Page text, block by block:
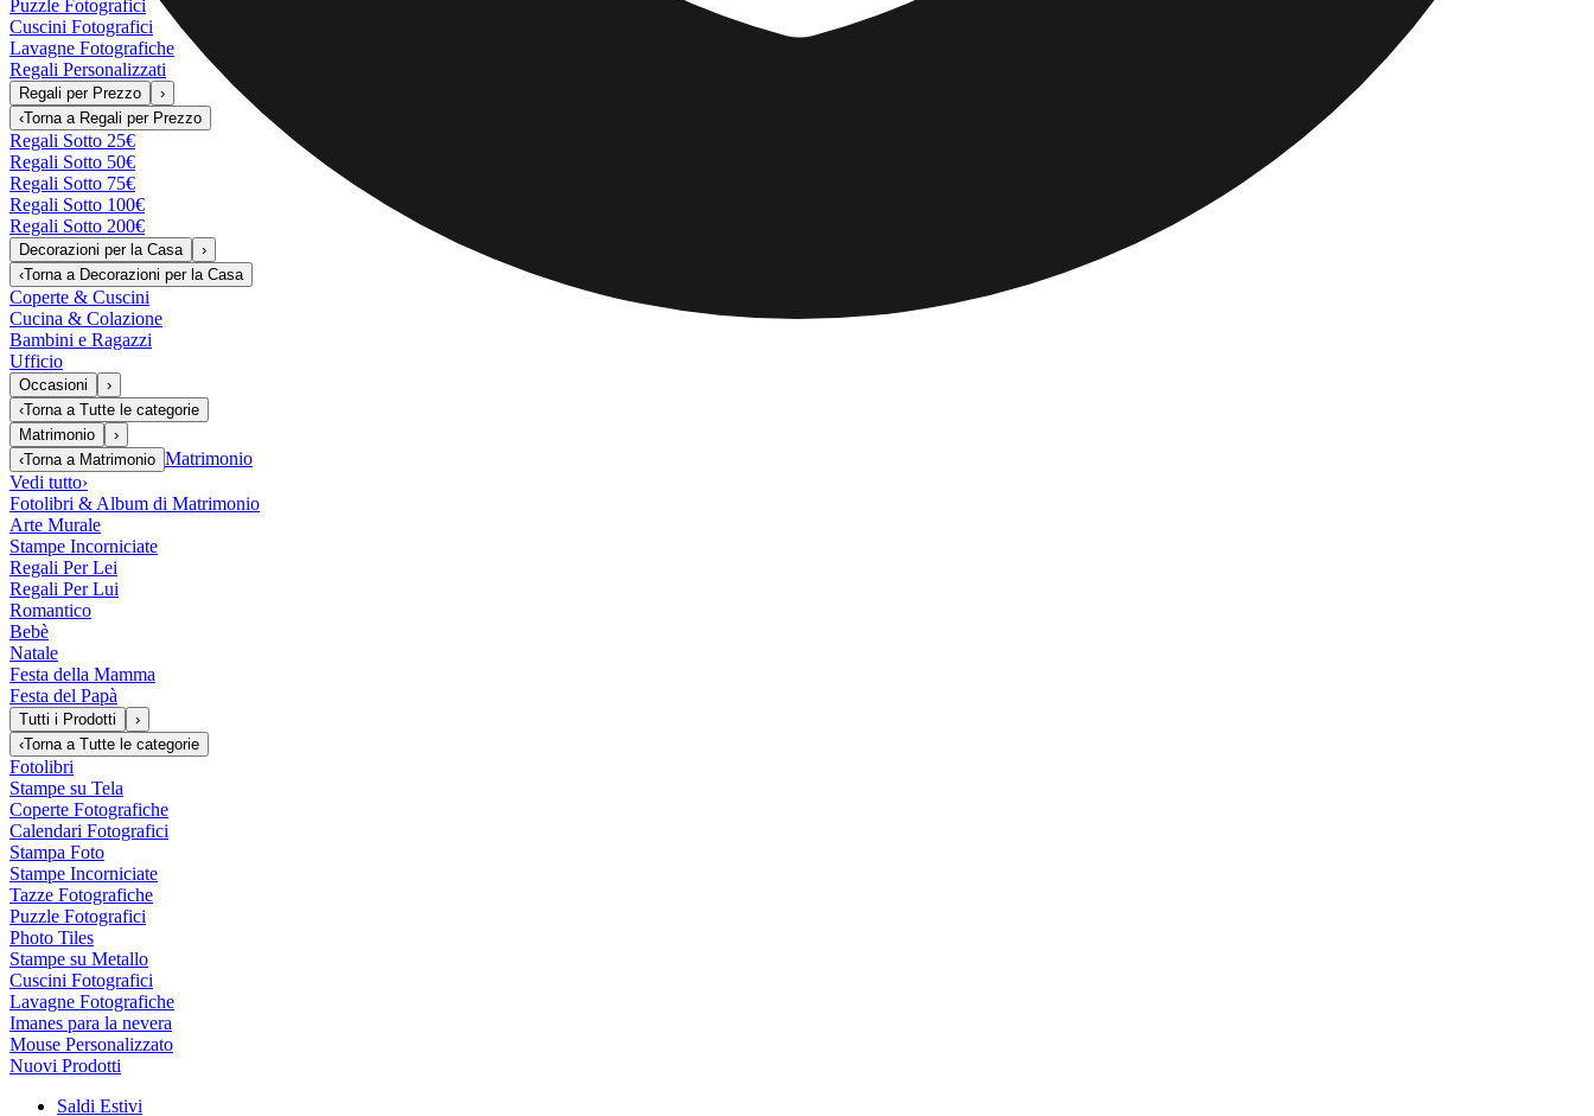
Puzzle Fotografici
Cuscini Fotografici
Lavagne Fotografiche
Regali Personalizzati
Regali per Prezzo
›
‹Torna a Regali per Prezzo
Regali Sotto 25€
Regali Sotto 50€
Regali Sotto 75€
Regali Sotto 100€
Regali Sotto 200€
Decorazioni per la Casa
›
‹Torna a Decorazioni per la Casa
Coperte & Cuscini
Cucina & Colazione
Bambini e Ragazzi
Ufficio
Occasioni
›
‹Torna a Tutte le categorie
Matrimonio
›
‹Torna a Matrimonio Matrimonio
Vedi tutto›
Fotolibri & Album di Matrimonio
Arte Murale
Stampe Incorniciate
Regali Per Lei
Regali Per Lui
Romantico
Bebè
Natale
Festa della Mamma
Festa del Papà
Tutti i Prodotti
›
‹Torna a Tutte le categorie
Fotolibri
Stampe su Tela
Coperte Fotografiche
Calendari Fotografici
Stampa Foto
Stampe Incorniciate
Tazze Fotografiche
Puzzle Fotografici
Photo Tiles
Stampe su Metallo
Cuscini Fotografici
Lavagne Fotografiche
Imanes para la nevera
Mouse Personalizzato
Nuovi Prodotti
Saldi Estivi